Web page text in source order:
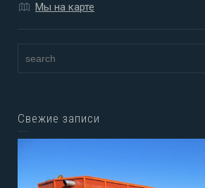
Мы на карте
Свежие записи